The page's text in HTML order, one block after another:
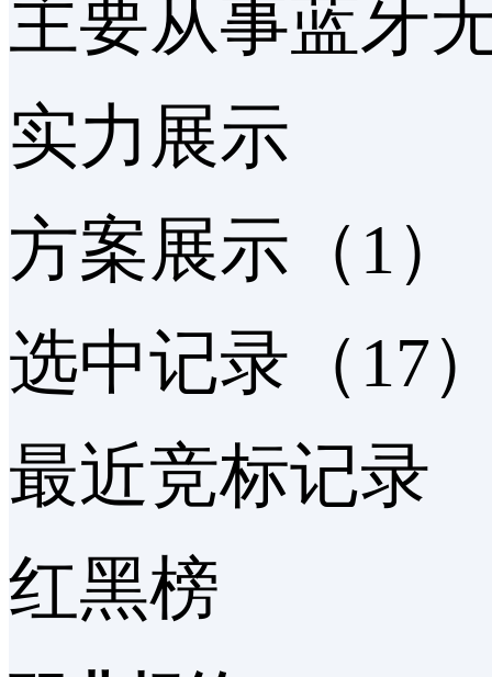
主要从事蓝牙
实力展示
方案展示（1）
选中记录（17
最近竞标记录
红黑榜